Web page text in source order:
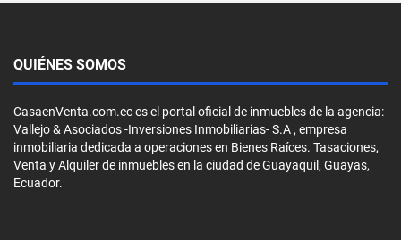
QUIÉNES SOMOS
CasaenVenta.com.ec es el portal oficial de inmuebles de la agencia:
Vallejo & Asociados -Inversiones Inmobiliarias- S.A , empresa
inmobiliaria dedicada a operaciones en Bienes Raíces. Tasaciones,
Venta y Alquiler de inmuebles en la ciudad de Guayaquil, Guayas,
Ecuador.